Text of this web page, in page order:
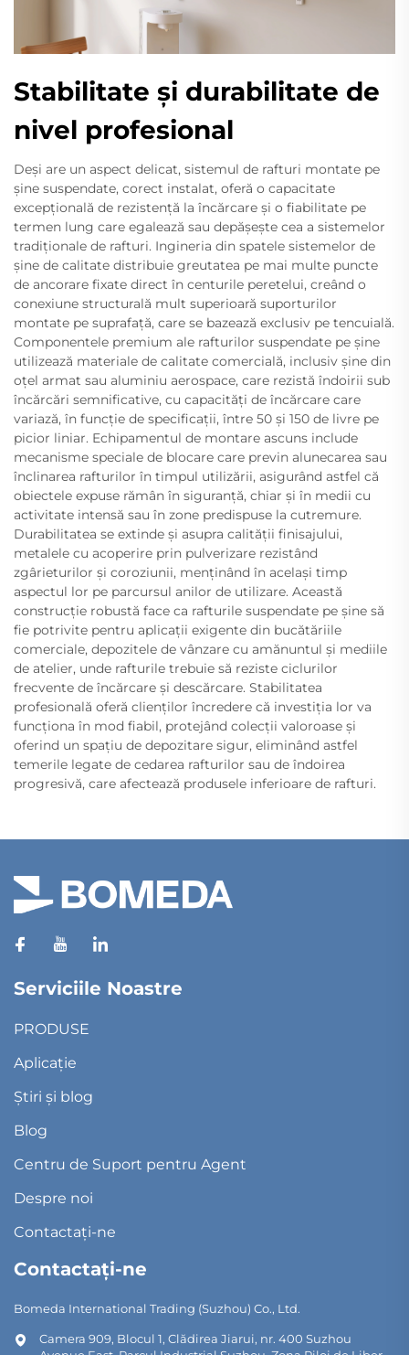
Stabilitate și durabilitate de
nivel profesional
Deși are un aspect delicat, sistemul de rafturi montate pe
șine suspendate, corect instalat, oferă o capacitate
excepțională de rezistență la încărcare și o fiabilitate pe
termen lung care egalează sau depășește cea a sistemelor
tradiționale de rafturi. Ingineria din spatele sistemelor de
șine de calitate distribuie greutatea pe mai multe puncte
de ancorare fixate direct în centurile peretelui, creând o
conexiune structurală mult superioară suporturilor
montate pe suprafață, care se bazează exclusiv pe tencuială.
Componentele premium ale rafturilor suspendate pe șine
utilizează materiale de calitate comercială, inclusiv șine din
oțel armat sau aluminiu aerospace, care rezistă îndoirii sub
încărcări semnificative, cu capacități de încărcare care
variază, în funcție de specificații, între 50 și 150 de livre pe
picior liniar. Echipamentul de montare ascuns include
mecanisme speciale de blocare care previn alunecarea sau
înclinarea rafturilor în timpul utilizării, asigurând astfel că
obiectele expuse rămân în siguranță, chiar și în medii cu
activitate intensă sau în zone predispuse la cutremure.
Durabilitatea se extinde și asupra calității finisajului,
metalele cu acoperire prin pulverizare rezistând
zgârieturilor și coroziunii, menținând în același timp
aspectul lor pe parcursul anilor de utilizare. Această
construcție robustă face ca rafturile suspendate pe șine să
fie potrivite pentru aplicații exigente din bucătăriile
comerciale, depozitele de vânzare cu amănuntul și mediile
de atelier, unde rafturile trebuie să reziste ciclurilor
frecvente de încărcare și descărcare. Stabilitatea
profesională oferă clienților încredere că investiția lor va
funcționa în mod fiabil, protejând colecții valoroase și
oferind un spațiu de depozitare sigur, eliminând astfel
temerile legate de cedarea rafturilor sau de îndoirea
progresivă, care afectează produsele inferioare de rafturi.
Serviciile Noastre
PRODUSE
Aplicație
Știri și blog
Blog
Centru de Suport pentru Agent
Despre noi
Contactați-ne
Contactați-ne
Bomeda International Trading (Suzhou) Co., Ltd.
Camera 909, Blocul 1, Clădirea Jiarui, nr. 400 Suzhou